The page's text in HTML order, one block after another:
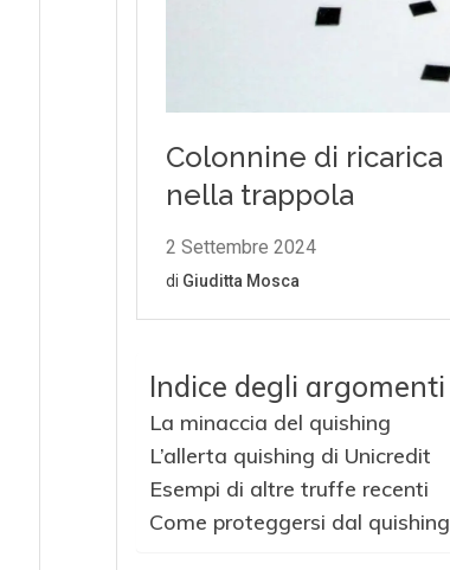
Indice degli argomenti
La minaccia del quishing
L’allerta quishing di Unicredit
Esempi di altre truffe recenti
Come proteggersi dal quishing